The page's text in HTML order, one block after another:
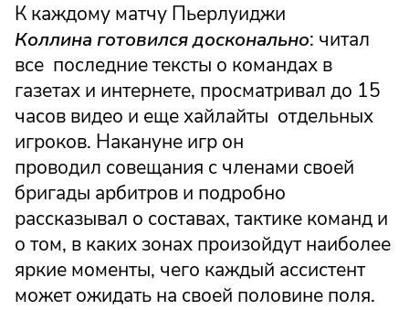
К каждому матчу Пьерлуиджи
Коллина готовился досконально: читал
все последние тексты о командах в
газетах и интернете, просматривал до 15
часов видео и еще хайлайты отдельных
игроков. Накануне игр он
проводил совещания с членами своей
бригады арбитров и подробно
рассказывал о составах, тактике команд и
о том, в каких зонах произойдут наиболее
яркие моменты, чего каждый ассистент
может ожидать на своей половине поля.